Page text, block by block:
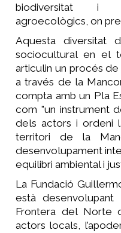
biodiversitat i
agroecològics, on
Aquesta diversitat
sociocultural en el
articulin un procés
a través de la
compta amb un Pla
com "un instrument
dels actors i ordeni
territori de la
desenvolupament
equilibri ambiental i
La Fundació
està
Frontera del Norte
actors locals,